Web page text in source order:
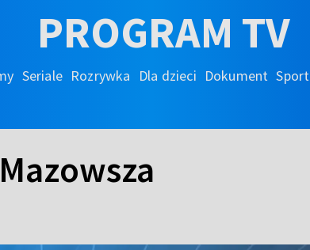
PROGRAM TV
Seriale Rozrywka Dla dzieci Dokument Sport